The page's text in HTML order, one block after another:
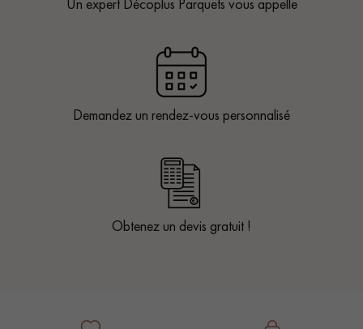
Demandez un rendez-vous personnalisé
Obtenez un devis gratuit !